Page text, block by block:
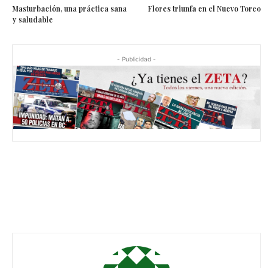
Masturbación, una práctica sana
y saludable
Flores triunfa en el Nuevo Toreo
- Publicidad -